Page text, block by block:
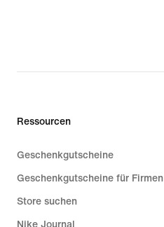
Ressourcen
Geschenkgutscheine
Geschenkgutscheine für Firmen
Store suchen
Nike Journal